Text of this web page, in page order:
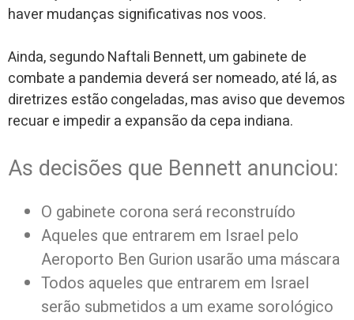
haver mudanças significativas nos voos.
Ainda, segundo Naftali Bennett, um gabinete de
combate a pandemia deverá ser nomeado, até lá, as
diretrizes estão congeladas, mas aviso que devemos
recuar e impedir a expansão da cepa indiana.
As decisões que Bennett anunciou:
O gabinete corona será reconstruído
Aqueles que entrarem em Israel pelo
Aeroporto Ben Gurion usarão uma máscara
Todos aqueles que entrarem em Israel
serão submetidos a um exame sorológico